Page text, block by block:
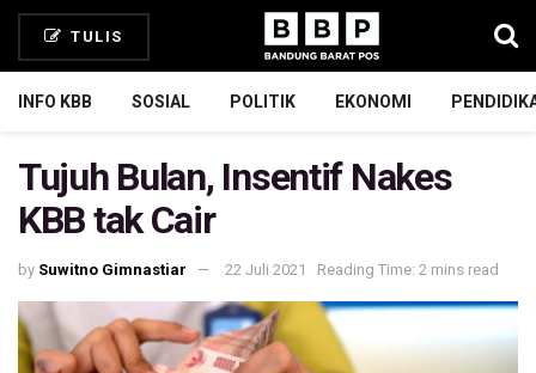
TULIS
INFO KBB SOSIAL POLITIK EKONOMI
Tujuh Bulan, Insentif Nakes
KBB tak Cair
by Suwitno Gimnastiar 22 Juli 2021 Reading Time: 2 mins read